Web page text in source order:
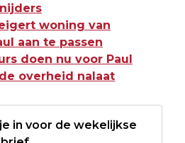
woning van
aan te passen
doen nu voor Paul
overheid nalaat
in voor de wekelijkse